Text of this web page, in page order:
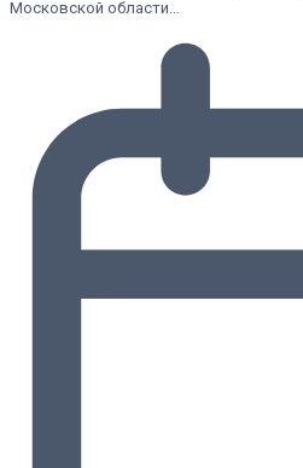
Московской области…